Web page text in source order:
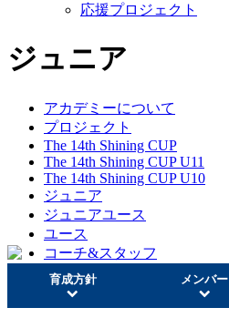
応援プロジェクト
ジュニア
アカデミーについて
プロジェクト
The 14th Shining CUP
The 14th Shining CUP U11
The 14th Shining CUP U10
ジュニア
ジュニアユース
ユース
コーチ&スタッフ
育成方針 メンバー